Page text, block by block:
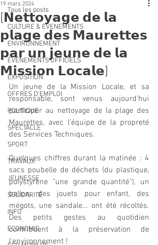
Tous les posts
CULTURE & EVENEMENTS
ENVIRONNEMENT
ÉVÉNEMENTS OFFICIELS
EXPOSITION
OFFRES D'EMPLOI
POLITIQUE
SPECTACLE
SPORT
TRAVAUX
JEUNESSE
SOLIDARITÉ
INFO
ECONOMIE
[𝗡𝗲𝘁𝘁𝗼𝘆𝗮𝗴𝗲 𝗱𝗲 𝗹𝗮
𝗽𝗹𝗮𝗴𝗲 𝗱𝗲𝘀 𝗠𝗮𝘂𝗿𝗲𝘁𝘁𝗲𝘀
𝗽𝗮𝗿 𝘂𝗻 𝗷𝗲𝘂𝗻𝗲 𝗱𝗲 𝗹𝗮
𝗠𝗶𝘀𝘀𝗶𝗼𝗻 𝗟𝗼𝗰𝗮𝗹𝗲]
19 mars 2024
Un jeune de la Mission Locale, et sa
responsable, sont venus aujourd'hui
participer au nettoyage de la plage des
Maurettes, avec l’équipe de la propreté
des Services Techniques.
Quelques chiffres durant la matinée : 4
sacs poubelle de déchets (du plastique,
polystyrène "une grande quantité"), un
ballon, des jouets pour enfant, des
mégots, une sandale… ont été récoltés.
Des petits gestes au quotidien
contribuent à la préservation de
l'environnement !